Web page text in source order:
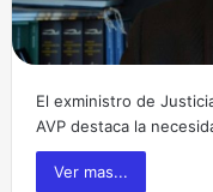
El exministro de
AVP destaca la
Ver mas...